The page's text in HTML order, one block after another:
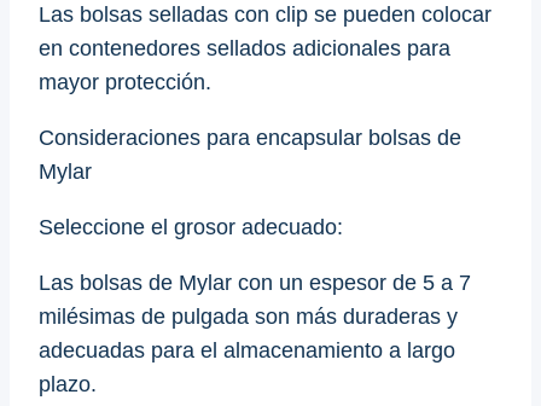
Las bolsas selladas con clip se pueden colocar
en contenedores sellados adicionales para
mayor protección.
Consideraciones para encapsular bolsas de
Mylar
Seleccione el grosor adecuado:
Las bolsas de Mylar con un espesor de 5 a 7
milésimas de pulgada son más duraderas y
adecuadas para el almacenamiento a largo
plazo.